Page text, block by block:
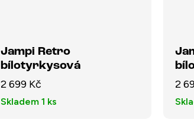
Jampi Retro
bílotyrkysová
2 699 Kč
Skladem 1 ks
2